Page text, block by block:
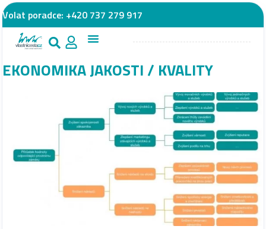
Volat poradce: +420 737 279 917
EKONOMIKA JAKOSTI / KVALITY